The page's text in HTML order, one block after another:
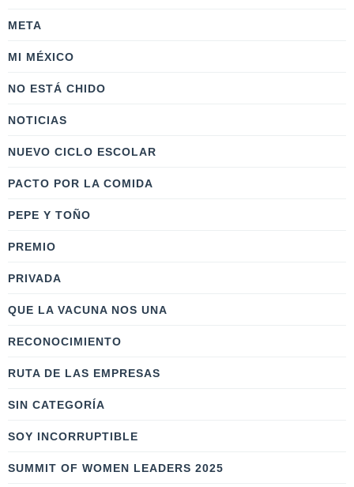
META
MI MÉXICO
NO ESTÁ CHIDO
NOTICIAS
NUEVO CICLO ESCOLAR
PACTO POR LA COMIDA
PEPE Y TOÑO
PREMIO
PRIVADA
QUE LA VACUNA NOS UNA
RECONOCIMIENTO
RUTA DE LAS EMPRESAS
SIN CATEGORÍA
SOY INCORRUPTIBLE
SUMMIT OF WOMEN LEADERS 2025